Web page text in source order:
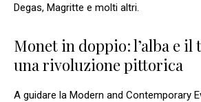
Degas, Magritte e molti altri.
Monet in doppio: l’alba e
una rivoluzione pittorica
A guidare la Modern and Contemporary